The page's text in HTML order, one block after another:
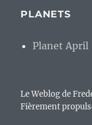
PLANETS
Planet April
Le Weblog de
Fièrement